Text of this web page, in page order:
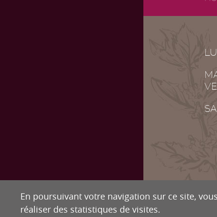
En poursuivant votre navigation sur ce site,
réaliser des statistiques de visites.